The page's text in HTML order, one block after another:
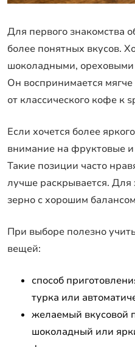
Для первого знакомства
более понятных вкусов.
шоколадными,
Он воспринимается
от классического кофе к
Если хочется более
внимание на фруктовые
Такие позиции часто
лучше раскрывается.
зерно с хорошим
При выборе полезно
вещей:
способ
турка или
желаемый вкусовой
шоколадный или